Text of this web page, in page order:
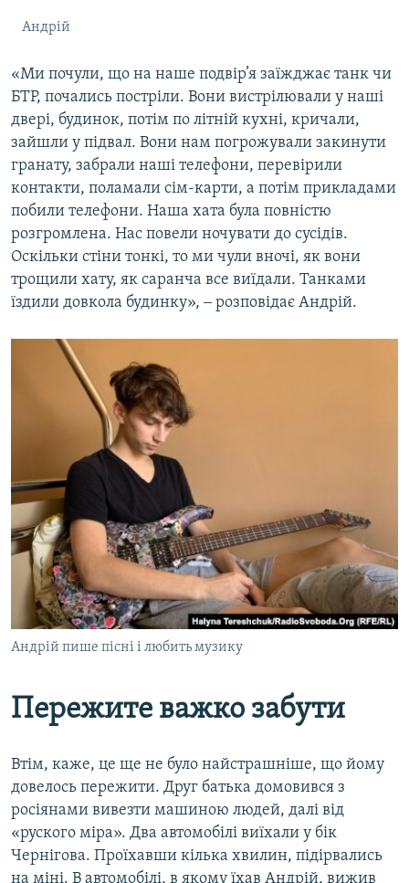
Андрій
«Ми почули, що на наше подвір’я заїжджає танк чи
БТР, почались постріли. Вони вистрілювали у наші
двері, будинок, потім по літній кухні, кричали,
зайшли у підвал. Вони нам погрожували закинути
гранату, забрали наші телефони, перевірили
контакти, поламали сім-карти, а потім прикладами
побили телефони. Наша хата була повністю
розгромлена. Нас повели ночувати до сусідів.
Оскільки стіни тонкі, то ми чули вночі, як вони
трощили хату, як саранча все виїдали. Танками
їздили довкола будинку», ‒ розповідає Андрій.
Андрій пише пісні і любить музику
Пережите важко забути
Втім, каже, це ще не було найстрашніше, що йому
довелось пережити. Друг батька домовився з
росіянами вивезти машиною людей, далі від
«руского міра». Два автомобілі виїхали у бік
Чернігова. Проїхавши кілька хвилин, підірвались
на міні. В автомобілі, в якому їхав Андрій, вижив